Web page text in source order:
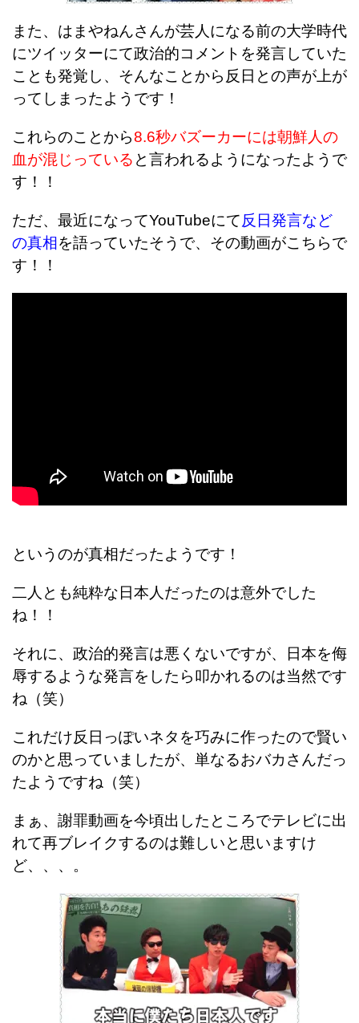
また、はまやねんさんが芸人になる前の大学時代
にツイッターにて政治的コメントを発言していた
ことも発覚し、そんなことから反日との声が上が
ってしまったようです！
これらのことから8.6秒バズーカーには朝鮮人の
血が混じっている と言われるようになったようで
す！！
ただ、最近になってYouTubeにて反日発言など
の真相を語っていたそうで、その動画がこちらで
す！！
というのが真相だったようです！
二人とも純粋な日本人だったのは意外でした
ね！！
それに、政治的発言は悪くないですが、日本を侮
辱するような発言をしたら叩かれるのは当然です
ね（笑）
これだけ反日っぽいネタを巧みに作ったので賢い
のかと思っていましたが、単なるおバカさんだっ
たようですね（笑）
まぁ、謝罪動画を今頃出したところでテレビに出
れて再ブレイクするのは難しいと思いますけ
ど、、、。